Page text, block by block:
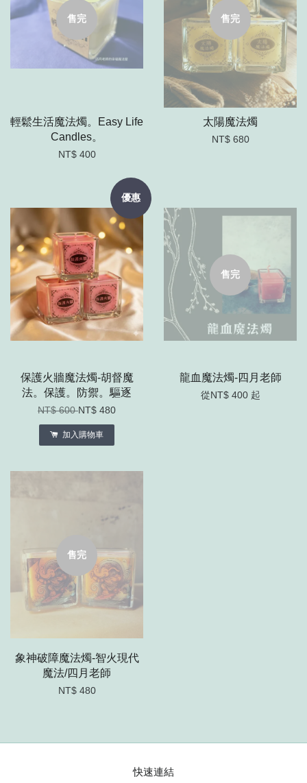
售完
輕鬆生活魔法燭。Easy Life
Candles。
NT$ 400
售完
太陽魔法燭
NT$ 680
優惠
保護火牆魔法燭-胡督魔
法。保護。防禦。驅逐
NT$ 600NT$ 480
加入購物車
售完
龍血魔法燭-四月老師
從 NT$ 400 起
售完
象神破障魔法燭-智火現代
魔法/四月老師
NT$ 480
快速連結